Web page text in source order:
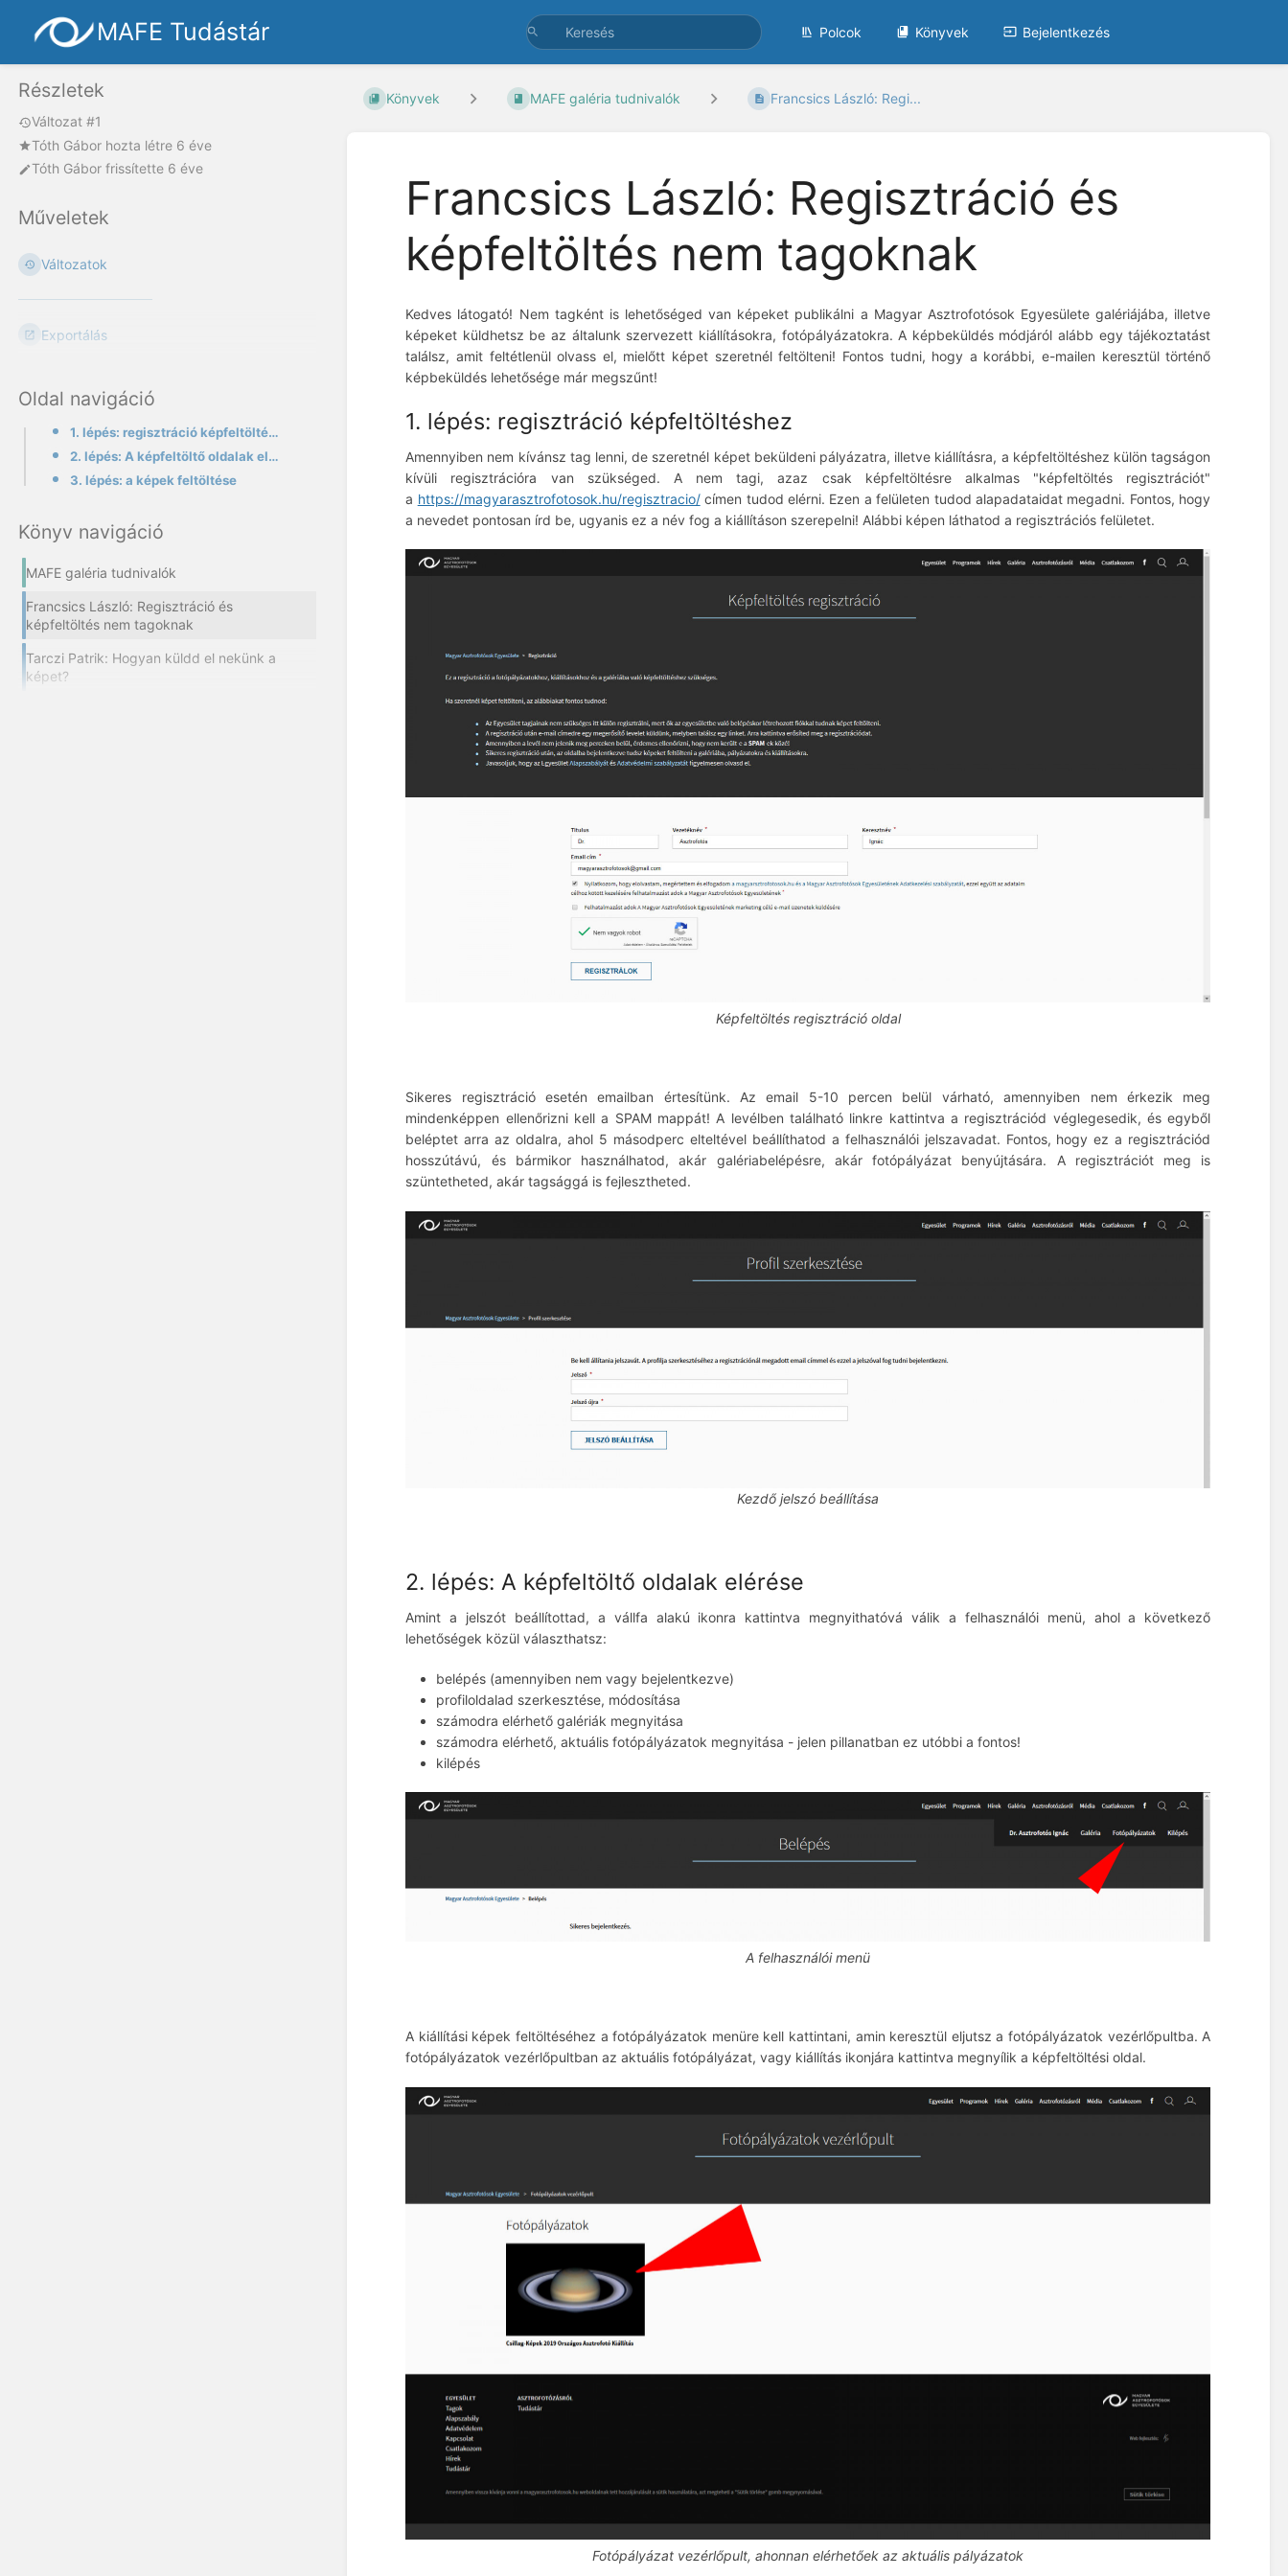
MAFE Tudástár Polcok Könyvek Bejelentkezés
Részletek
Változat #1
Tóth Gábor hozta létre 6 éve
Tóth Gábor frissítette 6 éve
Műveletek
Változatok
Exportálás
Oldal navigáció
1. lépés: regisztráció képfeltöltéshez
2. lépés: A képfeltöltő oldalak elérése
3. lépés: a képek feltöltése
Könyv navigáció
MAFE galéria tudnivalók
Francsics László: Regisztráció és
képfeltöltés nem tagoknak
Tarczi Patrik: Hogyan küldd el nekünk a
képet?
Könyvek MAFE galéria tudnivalók Francsics László: Regi...
Francsics László: Regisztráció és
képfeltöltés nem tagoknak
Kedves látogató! Nem tagként is lehetőséged van képeket publikálni a Magyar Asztrofotósok Egyesülete galériájába, illetve
képeket küldhetsz be az általunk szervezett kiállításokra, fotópályázatokra. A képbeküldés módjáról alább egy tájékoztatást
találsz, amit feltétlenül olvass el, mielőtt képet szeretnél feltölteni! Fontos tudni, hogy a korábbi, e-mailen keresztül történő
képbeküldés lehetősége már megszűnt!
1. lépés: regisztráció képfeltöltéshez
Amennyiben nem kívánsz tag lenni, de szeretnél képet beküldeni pályázatra, illetve kiállításra, a képfeltöltéshez külön tagságon
kívüli regisztrációra van szükséged. A nem tagi, azaz csak képfeltöltésre alkalmas "képfeltöltés regisztrációt"
a https://magyarasztrofotosok.hu/regisztracio/címen tudod elérni. Ezen a felületen tudod alapadataidat megadni. Fontos, hogy
a nevedet pontosan írd be, ugyanis ez a név fog a kiállításon szerepelni! Alábbi képen láthatod a regisztrációs felületet.
Képfeltöltés regisztráció oldal
Sikeres regisztráció esetén emailban értesítünk. Az email 5-10 percen belül várható, amennyiben nem érkezik meg
mindenképpen ellenőrizni kell a SPAM mappát! A levélben található linkre kattintva a regisztrációd véglegesedik, és egyből
beléptet arra az oldalra, ahol 5 másodperc elteltével beállíthatod a felhasználói jelszavadat. Fontos, hogy ez a regisztrációd
hosszútávú, és bármikor használhatod, akár galériabelépésre, akár fotópályázat benyújtására. A regisztrációt meg is
szüntetheted, akár tagsággá is fejlesztheted.
Kezdő jelszó beállítása
2. lépés: A képfeltöltő oldalak elérése
Amint a jelszót beállítottad, a vállfa alakú ikonra kattintva megnyithatóvá válik a felhasználói menü, ahol a következő
lehetőségek közül választhatsz:
belépés (amennyiben nem vagy bejelentkezve)
profiloldalad szerkesztése, módosítása
számodra elérhető galériák megnyitása
számodra elérhető, aktuális fotópályázatok megnyitása - jelen pillanatban ez utóbbi a fontos!
kilépés
A felhasználói menü
A kiállítási képek feltöltéséhez a fotópályázatok menüre kell kattintani, amin keresztül eljutsz a fotópályázatok vezérlőpultba. A
fotópályázatok vezérlőpultban az aktuális fotópályázat, vagy kiállítás ikonjára kattintva megnyílik a képfeltöltési oldal.
Fotópályázat vezérlőpult, ahonnan elérhetőek az aktuális pályázatok